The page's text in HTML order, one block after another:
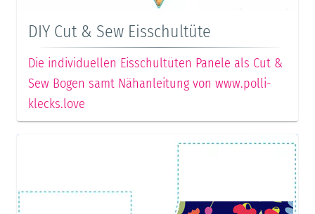
DIY Cut & Sew Eisschultüte
Die individuellen Eisschultüten Panele als Cut &
Sew Bogen samt Nähanleitung von www.polli-
klecks.love